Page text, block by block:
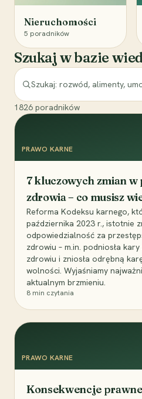
Nieruchomości
5 poradników
Szukaj w bazie
1826 poradników
PRAWO KARNE
7 kluczowych zmian
zdrowia – co musisz
Reforma Kodeksu karnego,
października 2023 r., istotnie
odpowiedzialność za
zdrowiu – m.in. podniosła
zdrowiu i zniosła odrębną
wolności. Wyjaśniamy
aktualnym brzmieniu.
8 min czytania
PRAWO KARNE
Konsekwencje